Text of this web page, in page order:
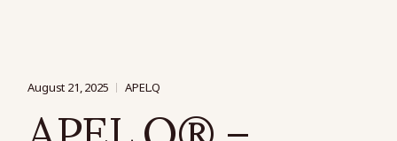
August 21, 2025 APEL.Q